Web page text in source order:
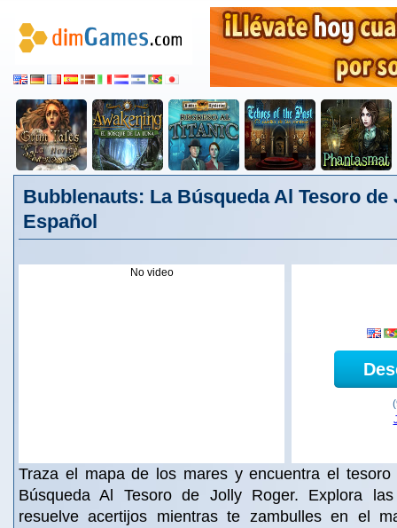
Bubblenauts: La Búsqueda Al Tesoro de
Español
No video
Traza el mapa de los mares y encuentra el tesoro
Búsqueda Al Tesoro de Jolly Roger. Explora
resuelve acertijos mientras te zambulles en el